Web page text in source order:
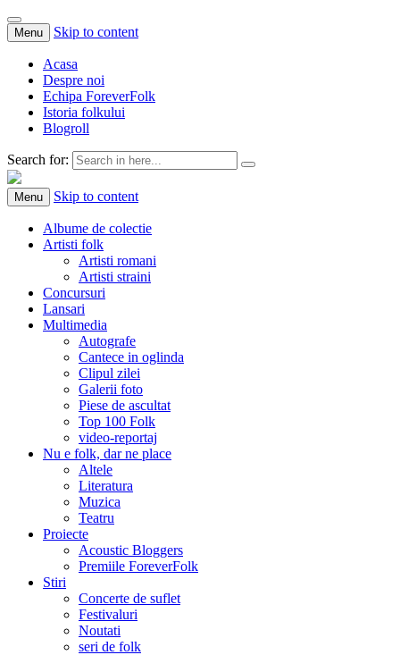
Menu Skip to content
Acasa
Despre noi
Echipa ForeverFolk
Istoria folkului
Blogroll
Search for:
ForeverFolk
Muzica sufletului tau
Menu Skip to content
Albume de colectie
Artisti folk
Artisti romani
Artisti straini
Concursuri
Lansari
Multimedia
Autografe
Cantece in oglinda
Clipul zilei
Galerii foto
Piese de ascultat
Top 100 Folk
video-reportaj
Nu e folk, dar ne place
Altele
Literatura
Muzica
Teatru
Proiecte
Acoustic Bloggers
Premiile ForeverFolk
Stiri
Concerte de suflet
Festivaluri
Noutati
seri de folk